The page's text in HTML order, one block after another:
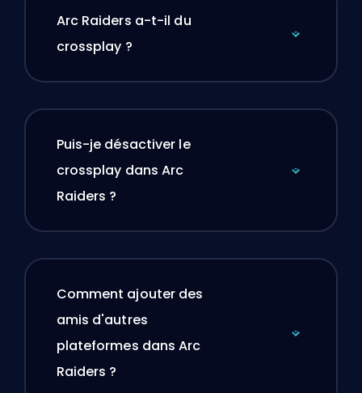
Arc Raiders a-t-il du
crossplay ?
Puis-je désactiver le
crossplay dans Arc
Raiders ?
Comment ajouter des
amis d'autres
plateformes dans Arc
Raiders ?